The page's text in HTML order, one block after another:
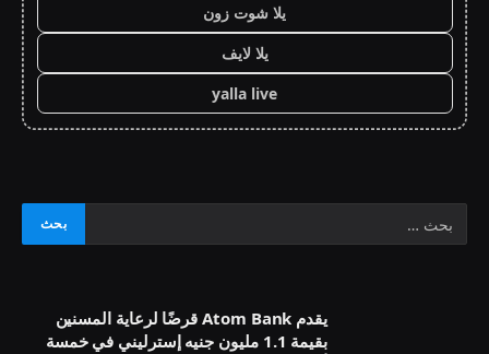
يلا شوت زون
يلا لايف
yalla live
يقدم Atom Bank قرضًا لرعاية المسنين
بقيمة 1.1 مليون جنيه إسترليني في خمسة